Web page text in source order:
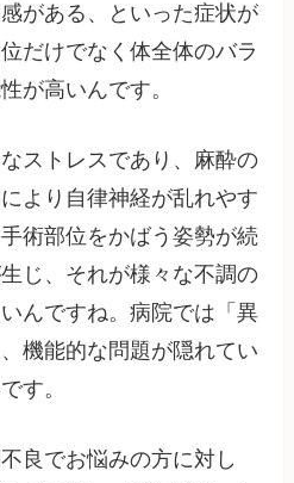
がある、といった症状が
だけでなく体全体のバラ
が高いんです。
ストレスであり、麻酔の
より自律神経が乱れやす
術部位をかばう姿勢が続
じ、それが様々な不調の
んですね。病院では「異
機能的な問題が隠れてい
す。
良でお悩みの方に対し